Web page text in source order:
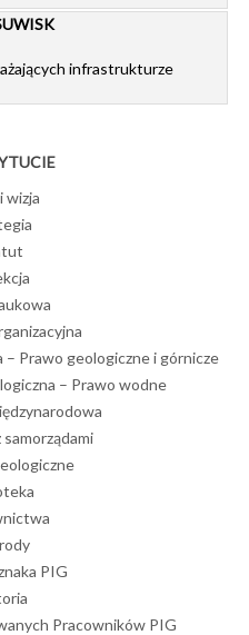
infrastrukturze
wizja
– Prawo geologiczne i górnicze
– Prawo wodne
samorządami
PIG
Pracowników PIG